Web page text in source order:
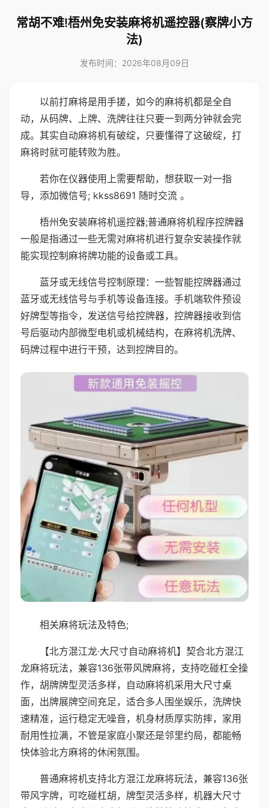
常胡不难!梧州免安装麻将机遥控器(察牌小方
法)
发布时间：2026年08月09日
以前打麻将是用手搓，如今的麻将机都是全自
动，从码牌、上牌、洗牌往往只要一到两分钟就会完
成。其实自动麻将机有破绽，只要懂得了这破绽，打
麻将时就可能转败为胜。
若你在仪器使用上需要帮助，想获取一对一指
导，添加微信号; kkss8691 随时交流 。
梧州免安装麻将机遥控器;普通麻将机程序控牌器
一般是指通过一些无需对麻将机进行复杂安装操作就
能实现控制麻将牌功能的设备或工具。
蓝牙或无线信号控制原理：一些智能控牌器通过
蓝牙或无线信号与手机等设备连接。手机端软件预设
好牌型等指令，发送信号给控牌器，控牌器接收到信
号后驱动内部微型电机或机械结构，在麻将机洗牌、
码牌过程中进行干预，达到控牌目的。
相关麻将玩法及特色;
【北方混江龙·大尺寸自动麻将机】契合北方混江
龙麻将玩法，兼容136张带风牌麻将，支持吃碰杠全操
作，胡牌牌型灵活多样，自动麻将机采用大尺寸桌
面，出牌展牌空间充足，适合多人围坐娱乐，洗牌快
速精准，运行稳定无噪音，机身材质厚实防摔，家用
耐用性拉满，不管是家庭小聚还是邻里约局，都能畅
快体验北方麻将的休闲氛围。
普通麻将机支持北方混江龙麻将玩法，兼容136张
带风字牌，可吃碰杠胡，牌型灵活多样，机器大尺寸